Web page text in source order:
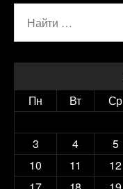
Пн
Вт Ср
3
4 5
10
11 12